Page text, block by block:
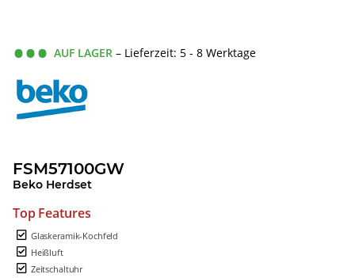
AUF LAGER – Lieferzeit: 5 - 8 Werktage
FSM57100GW
Beko Herdset
Top Features
Glaskeramik-Kochfeld
Heißluft
Zeitschaltuhr